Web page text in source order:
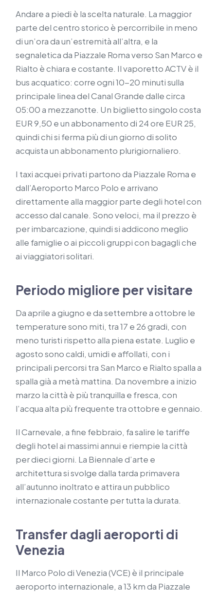
Andare a piedi è la scelta naturale. La maggior
parte del centro storico è percorribile in meno
di un’ora da un’estremità all’altra, e la
segnaletica da Piazzale Roma verso San Marco e
Rialto è chiara e costante. Il vaporetto ACTV è il
bus acquatico: corre ogni 10-20 minuti sulla
principale linea del Canal Grande dalle circa
05:00 a mezzanotte. Un biglietto singolo costa
EUR 9,50 e un abbonamento di 24 ore EUR 25,
quindi chi si ferma più di un giorno di solito
acquista un abbonamento plurigiornaliero.
I taxi acquei privati partono da Piazzale Roma e
dall’Aeroporto Marco Polo e arrivano
direttamente alla maggior parte degli hotel con
accesso dal canale. Sono veloci, ma il prezzo è
per imbarcazione, quindi si addicono meglio
alle famiglie o ai piccoli gruppi con bagagli che
ai viaggiatori solitari.
Periodo migliore per visitare
Da aprile a giugno e da settembre a ottobre le
temperature sono miti, tra 17 e 26 gradi, con
meno turisti rispetto alla piena estate. Luglio e
agosto sono caldi, umidi e affollati, con i
principali percorsi tra San Marco e Rialto spalla a
spalla già a metà mattina. Da novembre a inizio
marzo la città è più tranquilla e fresca, con
l’acqua alta più frequente tra ottobre e gennaio.
Il Carnevale, a fine febbraio, fa salire le tariffe
degli hotel ai massimi annui e riempie la città
per dieci giorni. La Biennale d’arte e
architettura si svolge dalla tarda primavera
all’autunno inoltrato e attira un pubblico
internazionale costante per tutta la durata.
Transfer dagli aeroporti di
Venezia
Il Marco Polo di Venezia (VCE) è il principale
aeroporto internazionale, a 13 km da Piazzale